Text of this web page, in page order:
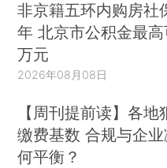
非京籍五环内购房社
年 北京市公积金最
万元
2026年08月08日
【周刊提前读】各地
缴费基数 合规与企业
何平衡？